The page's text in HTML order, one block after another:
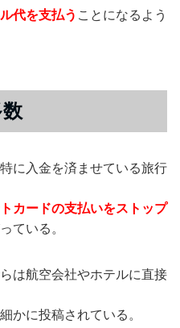
代を支払う ことになるよう
に入金を済ませている旅行
カードの支払いをストップ
ている。
は航空会社やホテルに直接
かに投稿されている。